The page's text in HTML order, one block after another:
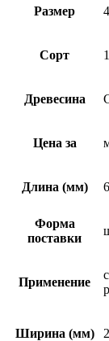
Размер
Сорт
Древесина
Цена за
Длина (мм)
Форма
поставки
Применение
Ширина (мм)